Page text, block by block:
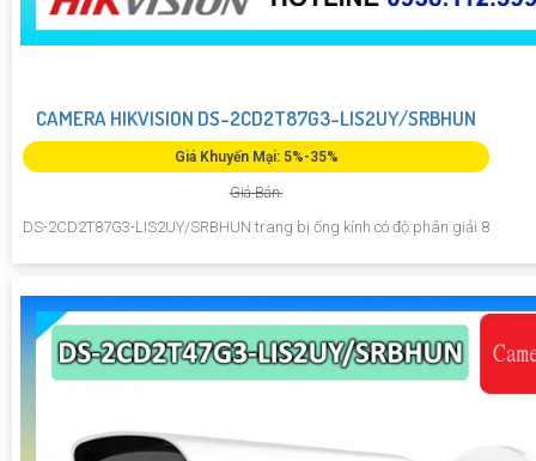
CAMERA HIKVISION DS-2CD2T87G3-LIS2UY/SRBHUN
Giá Khuyến Mại: 5%-35%
Giá Bán:
DS-2CD2T87G3-LIS2UY/SRBHUN trang bị ống kính có độ phân giải 8